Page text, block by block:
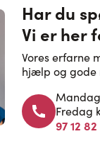
Har du
Vi er her
Vores erfarne
hjælp og gode
Fredag
97 12